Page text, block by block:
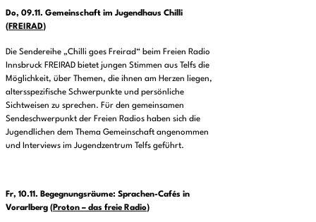
Do, 09.11. Gemeinschaft im Jugendhaus Chilli
( FREIRAD)
Die Sendereihe „Chilli goes Freirad“ beim Freien Radio
Innsbruck FREIRAD bietet jungen Stimmen aus Telfs die
Möglichkeit, über Themen, die ihnen am Herzen liegen,
altersspezifische Schwerpunkte und persönliche
Sichtweisen zu sprechen. Für den gemeinsamen
Sendeschwerpunkt der Freien Radios haben sich die
Jugendlichen dem Thema Gemeinschaft angenommen
und Interviews im Jugendzentrum Telfs geführt.
Fr, 10.11. Begegnungsräume: Sprachen-Cafés in
Vorarlberg (Proton – das freie Radio)